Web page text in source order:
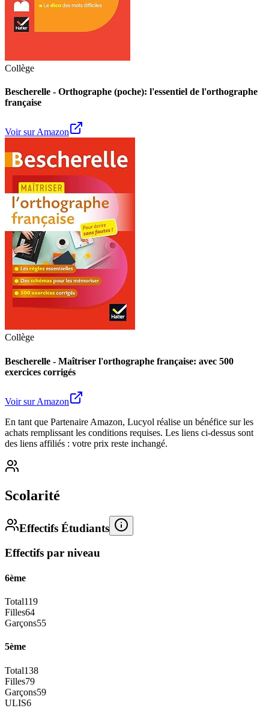
Collège
Bescherelle - Orthographe (poche): l'essentiel de l'orthographe
française
Voir sur Amazon
Collège
Bescherelle - Maîtriser l'orthographe française: avec 500
exercices corrigés
Voir sur Amazon
En tant que Partenaire Amazon, Lucyol réalise un bénéfice sur les
achats remplissant les conditions requises. Les liens ci-dessus sont
des liens affiliés : votre prix reste inchangé.
Scolarité
Effectifs Étudiants
Effectifs par niveau
6ème
Total119
Filles64
Garçons55
5ème
Total138
Filles79
Garçons59
ULIS6